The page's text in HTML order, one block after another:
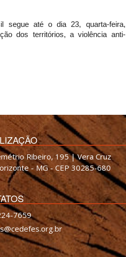
segue até o dia 23, quarta-feira,
dos territórios, a violência anti-
Ribeiro, 195 | Vera Cruz
- MG - CEP 30285-680
7659